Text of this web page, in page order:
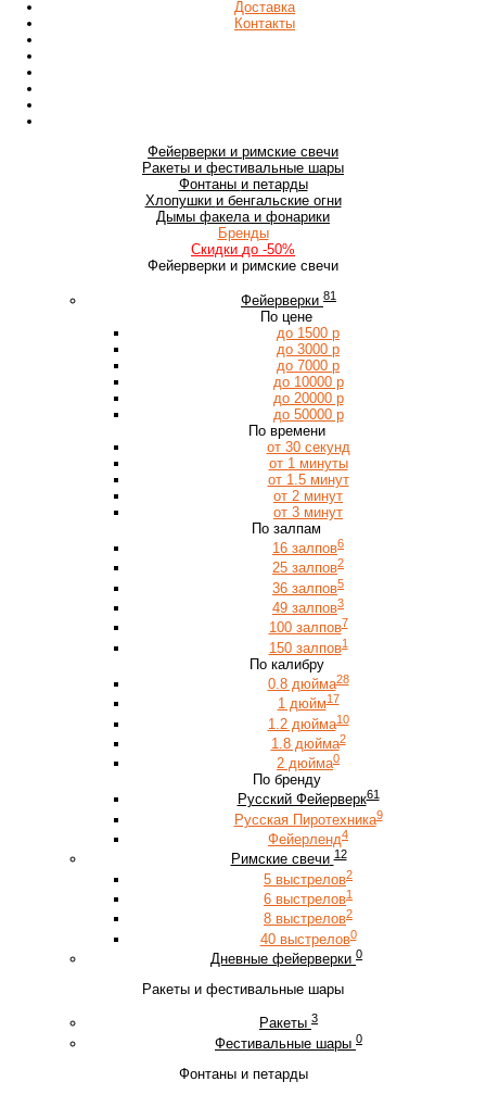
Доставка
Контакты
Фейерверки и римские свечи
Ракеты и фестивальные шары
Фонтаны и петарды
Хлопушки и бенгальские огни
Дымы факела и фонарики
Бренды
Скидки до -50%
Фейерверки и римские свечи
Фейерверки 81
По цене
до 1500 р
до 3000 р
до 7000 р
до 10000 р
до 20000 р
до 50000 р
По времени
от 30 секунд
от 1 минуты
от 1.5 минут
от 2 минут
от 3 минут
По залпам
16 залпов6
25 залпов2
36 залпов5
49 залпов3
100 залпов7
150 залпов1
По калибру
0.8 дюйма28
1 дюйм17
1.2 дюйма10
1.8 дюйма2
2 дюйма0
По бренду
Русский Фейерверк61
Русская Пиротехника9
Фейерленд4
Римские свечи 12
5 выстрелов2
6 выстрелов1
8 выстрелов2
40 выстрелов0
Дневные фейерверки 0
Ракеты и фестивальные шары
Ракеты 3
Фестивальные шары 0
Фонтаны и петарды